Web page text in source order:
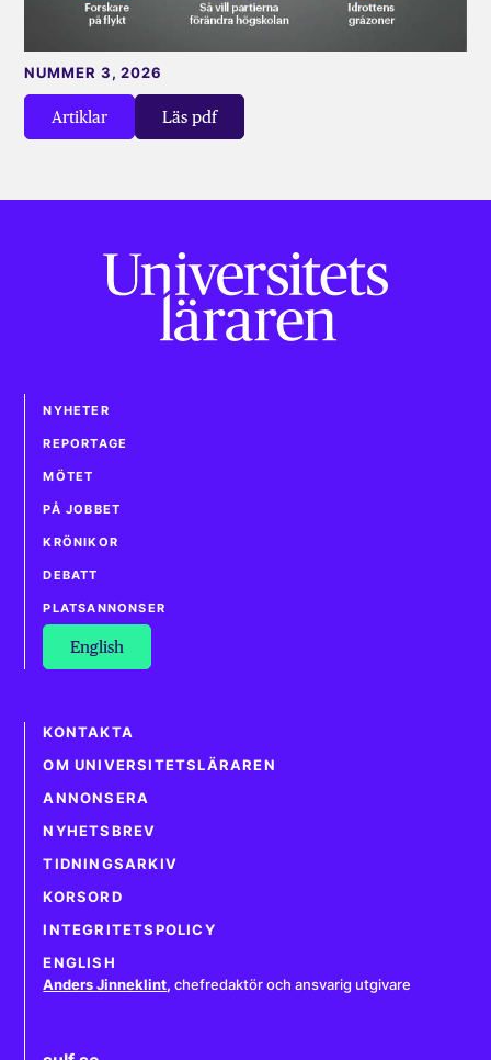
Artiklar Läs pdf
NUMMER 3, 2026
NYHETER
REPORTAGE
MÖTET
PÅ JOBBET
KRÖNIKOR
DEBATT
PLATSANNONSER
English
KONTAKTA
OM UNIVERSITETSLÄRAREN
ANNONSERA
NYHETSBREV
TIDNINGSARKIV
KORSORD
INTEGRITETSPOLICY
ENGLISH
Anders Jinneklint, chefredaktör och ansvarig utgivare